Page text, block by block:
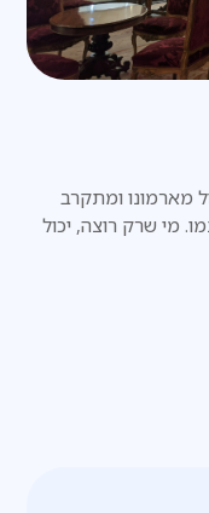
מארמונו ומתקרב
מי שרק רוצה, יכול